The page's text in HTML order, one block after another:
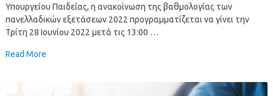
Υπουργείου Παιδείας, η ανακοίνωση της βαθμολογίας των
πανελλαδικών εξετάσεων 2022 προγραμματίζεται να γίνει την
Τρίτη 28 Ιουνίου 2022 μετά τις 13:00 …
Read More